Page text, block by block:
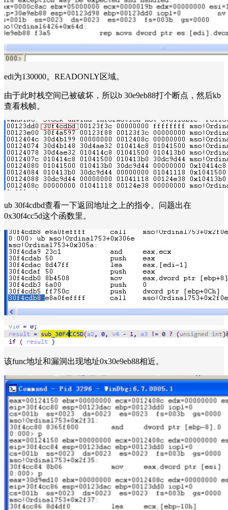
edi为130000。READONLY区域。
由于此时栈空间已被破坏，所以b 30e9eb88打个断点，然后kb
查看栈帧。
ub 30f4cdbd查看一下返回地址之上的指令。问题出在
0x30f4cc5d这个函数里。
该func地址和漏洞出现地址0x30e9eb88相近。